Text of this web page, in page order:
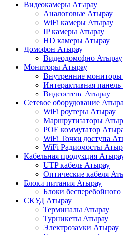
Видеокамеры Атырау
Аналоговые Атырау
WiFi камеры Атырау
IP камеры Атырау
HD камеры Атырау
Домофон Атырау
Видеодомофно Атырау
Мониторы Атырау
Внутренние
Интерактивная
Видеостена Атырау
Сетевое оборудование
WiFi роутеры Атырау
Маршрутизаторы
POE коммутатор
WiFi Точки доступа
WiFi Радиомосты
Кабельная продукция
UTP кабель Атырау
Оптические кабеля
Блоки питания Атырау
Блоки
СКУД Атырау
Терминалы Атырау
Турникеты Атырау
Электрозамки Атырау